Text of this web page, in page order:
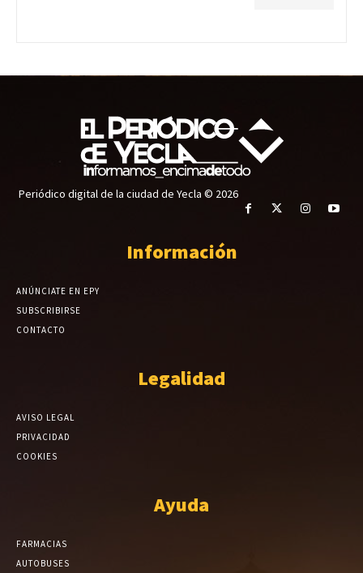
Periódico digital de la ciudad de Yecla © 2026
Información
ANÚNCIATE EN EPY
SUBSCRIBIRSE
CONTACTO
Legalidad
AVISO LEGAL
PRIVACIDAD
COOKIES
Ayuda
FARMACIAS
AUTOBUSES